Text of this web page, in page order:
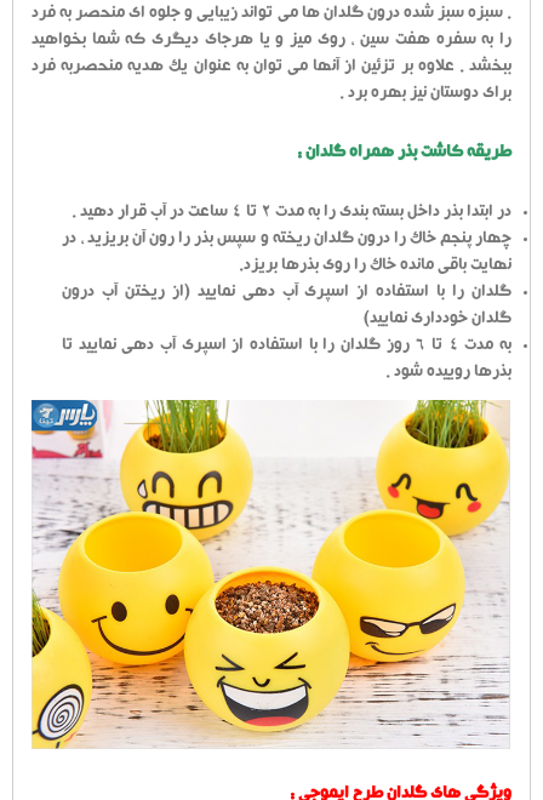
. سبزه سبز شده درون گلدان ها می تواند زیبایی و جلوه ای منحصر به فرد
را به سفره هفت سین ، روی میز و یا هرجای دیگری که شما بخواهید
ببخشد . علاوه بر تزئین از آنها می توان به عنوان یک هدیه منحصربه فرد
برای دوستان نیز بهره برد .
طریقه کاشت بذر همراه گلدان :
در ابتدا بذر داخل بسته بندی را به مدت 2 تا 4 ساعت در آب قرار دهید .
چهار پنجم خاک را درون گلدان ریخته و سپس بذر را رون آن بریزید ، در
نهایت باقی مانده خاک را روی بذرها بریزد.
گلدان را با استفاده از اسپری آب دهی نمایید (از ریختن آب درون
گلدان خودداری نمایید)
به مدت 4 تا 6 روز گلدان را با استفاده از اسپری آب دهی نمایید تا
بذرها روییده شود .
ویژگی های گلدان طرح ایموجی :